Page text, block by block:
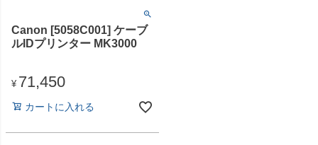
Canon [5058C001] ケーブ
ルIDプリンター MK3000
¥ 71,450
カートに入れる